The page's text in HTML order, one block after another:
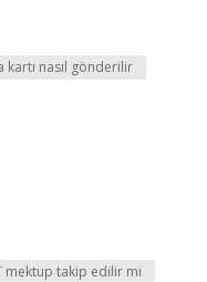
kartı nasıl gönderilir
mektup takip edilir mi